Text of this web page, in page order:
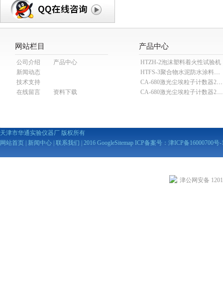
网站栏目
公司介绍
产品中心
新闻动态
技术支持
在线留言
资料下载
产品中心
HTZH-2泡沫塑料着火性试验机
HTFS-3聚合物水泥防水涂料分散机
CA-680激光尘埃粒子计数器28.3L
CA-680激光尘埃粒子
天津市华通实验仪器厂 版权所有
网站首页
新闻中心 联系我们 | 2016 GoogleSitemap ICP备案号： 津ICP备16000700号-
津公网安备